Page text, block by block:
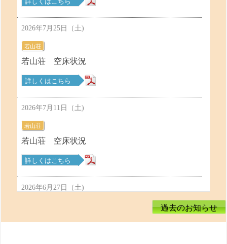
詳しくはこちら
2026年7月25日（土)
若山荘
若山荘 空床状況
詳しくはこちら
2026年7月11日（土)
若山荘
若山荘 空床状況
詳しくはこちら
2026年6月27日（土)
若山荘 空床状況
過去のお知らせ